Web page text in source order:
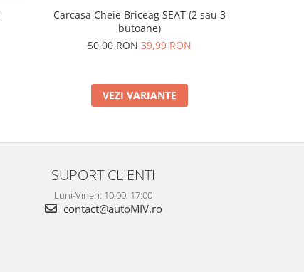
Carcasa Cheie Briceag SEAT (2 sau 3
butoane)
50,00 RON39,99 RON
VEZI VARIANTE
SUPORT CLIENTI
Luni-Vineri: 10:00: 17:00
contact@autoMIV.ro